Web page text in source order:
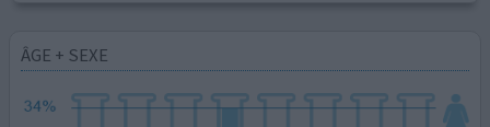
ÂGE + SEXE